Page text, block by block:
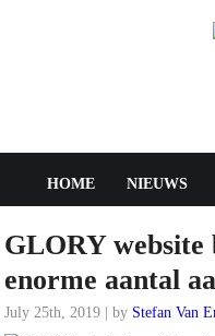
HOME NIEUWS
GLORY
enorme aantal
July 25th, 2019 | by Stefan Van